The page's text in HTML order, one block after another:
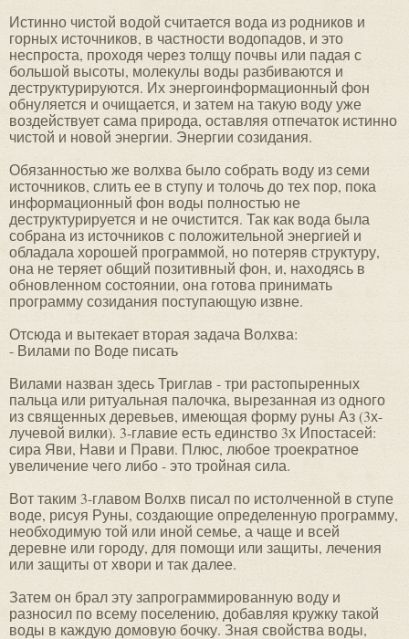
Истинно чистой водой считается вода из родников и
горных источников, в частности водопадов, и это
неспроста, проходя через толщу почвы или падая с
большой высоты, молекулы воды разбиваются и
деструктурируются. Их энергоинформационный фон
обнуляется и очищается, и затем на такую воду уже
воздействует сама природа, оставляя отпечаток истинно
чистой и новой энергии. Энергии созидания.
Обязанностью же волхва было собрать воду из семи
источников, слить ее в ступу и толочь до тех пор, пока
информационный фон воды полностью не
деструктурируется и не очистится. Так как вода была
собрана из источников с положительной энергией и
обладала хорошей программой, но потеряв структуру,
она не теряет общий позитивный фон, и, находясь в
обновленном состоянии, она готова принимать
программу созидания поступающую извне.
Отсюда и вытекает вторая задача Волхва:
- Вилами по Воде писать
Вилами назван здесь Триглав - три растопыренных
пальца или ритуальная палочка, вырезанная из одного
из священных деревьев, имеющая форму руны Аз (3х-
лучевой вилки). 3-главие есть единство 3х Ипостасей:
сира Яви, Нави и Прави. Плюс, любое троекратное
увеличение чего либо - это тройная сила.
Вот таким 3-главом Волхв писал по истолченной в ступе
воде, рисуя Руны, создающие определенную программу,
необходимую той или иной семье, а чаще и всей
деревне или городу, для помощи или защиты, лечения
или защиты от хвори и так далее.
Затем он брал эту запрограммированную воду и
разносил по всему поселению, добавляя кружку такой
воды в каждую домовую бочку. Зная свойства воды,